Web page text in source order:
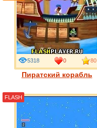
Пиратский корабль
5318 0 80
FLASH